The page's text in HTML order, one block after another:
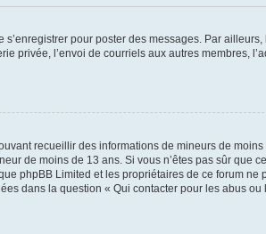
pour poster des messages. Par
privée, l’envoi de courriels aux autres membres,
recueillir des informations de mineurs de
de moins de 13 ans. Si vous n’êtes pas sûr que
phpBB Limited et les propriétaires de ce forum ne
dans la question « Qui contacter pour les abus